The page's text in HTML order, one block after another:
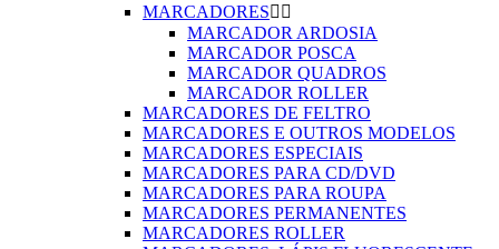
MARCADORES 
MARCADOR ARDOSIA
MARCADOR POSCA
MARCADOR QUADROS
MARCADOR ROLLER
MARCADORES DE FELTRO
MARCADORES E OUTROS MODELOS
MARCADORES ESPECIAIS
MARCADORES PARA CD/DVD
MARCADORES PARA ROUPA
MARCADORES PERMANENTES
MARCADORES ROLLER